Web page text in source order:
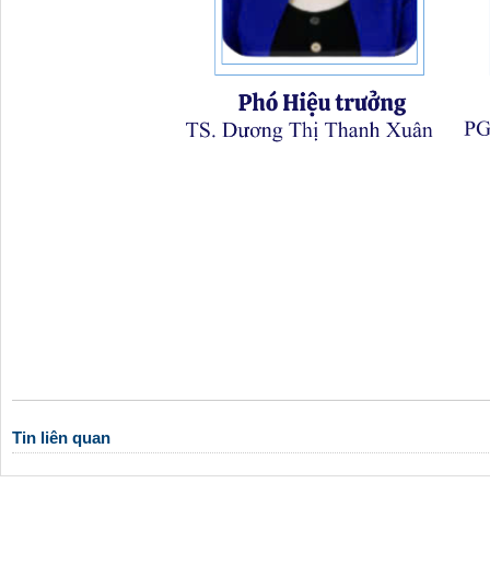
Tin liên quan